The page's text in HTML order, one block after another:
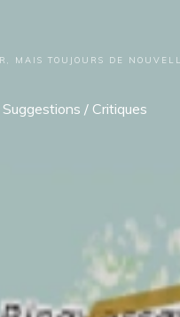
MAIS TOUJOURS DE
Suggestions / Critiques